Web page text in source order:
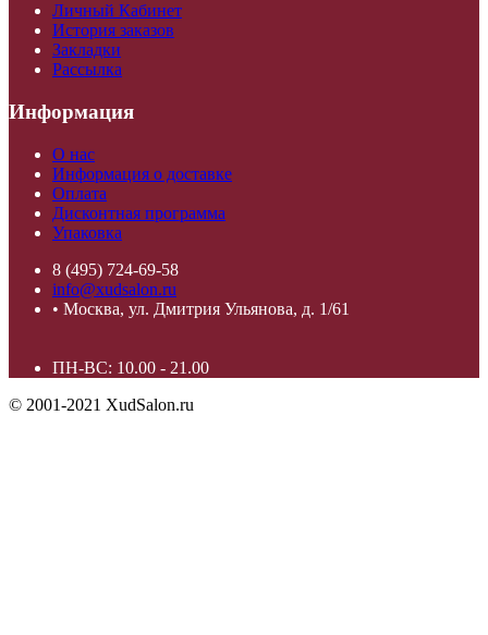
Личный Кабинет
История заказов
Закладки
Рассылка
Информация
О нас
Информация о доставке
Оплата
Дисконтная программа
Упаковка
8 (495) 724-69-58
info@xudsalon.ru
• Москва, ул. Дмитрия Ульянова, д. 1/61
ПН-ВС: 10.00 - 21.00
© 2001-2021 XudSalon.ru